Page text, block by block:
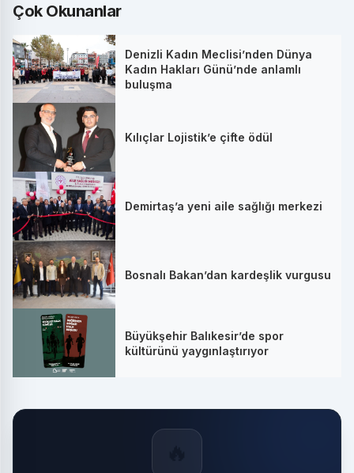
Çok Okunanlar
Denizli Kadın Meclisi’nden Dünya
Kadın Hakları Günü’nde anlamlı
buluşma
Kılıçlar Lojistik’e çifte ödül
Demirtaş’a yeni aile sağlığı merkezi
Bosnalı Bakan’dan kardeşlik vurgusu
Büyükşehir Balıkesir’de spor
kültürünü yaygınlaştırıyor